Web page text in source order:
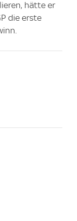
hätte er
die erste